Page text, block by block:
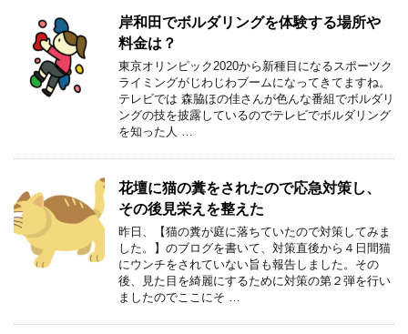
岸和田でボルダリングを体験する場所や
料金は？
東京オリンピック2020から新種目になるスポーツク
ライミングがじわじわブームになってきてますね。
テレビでは 森脇ほの佳さんが色んな番組でボルダリ
ングの技を披露しているのでテレビでボルダリング
を知った人 …
花壇に猫の糞をされたので応急対策し、
その後見栄えを整えた
昨日、【猫の糞が庭に落ちていたので対策してみま
した。】のブログを書いて、対策直後から４日間猫
にウンチをされていない旨も報告しました。その
後、見た目を綺麗にするために対策の第２弾を行い
ましたのでここにそ …